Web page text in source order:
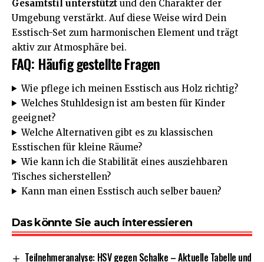
Gesamtstil unterstützt und den Charakter der
Umgebung verstärkt. Auf diese Weise wird Dein
Esstisch-Set zum harmonischen Element und trägt
aktiv zur Atmosphäre bei.
FAQ: Häufig gestellte Fragen
Wie pflege ich meinen Esstisch aus Holz richtig?
Welches Stuhldesign ist am besten für Kinder
geeignet?
Welche Alternativen gibt es zu klassischen
Esstischen für kleine Räume?
Wie kann ich die Stabilität eines ausziehbaren
Tisches sicherstellen?
Kann man einen Esstisch auch selber bauen?
Das könnte Sie auch interessieren
Teilnehmeranalyse: HSV gegen Schalke – Aktuelle Tabelle und